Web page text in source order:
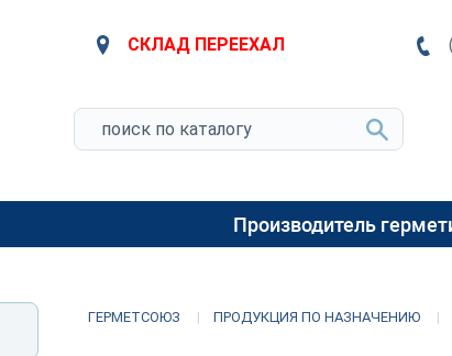
СКЛАД ПЕРЕЕХАЛ
Производитель
ГЕРМЕТСОЮЗ ПРОДУКЦИЯ ПО НАЗНАЧЕНИЮ